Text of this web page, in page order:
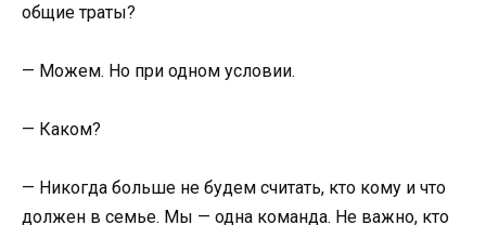
общие траты?
— Можем. Но при одном условии.
— Каком?
— Никогда больше не будем считать, кто кому и что
должен в семье. Мы — одна команда. Не важно, кто